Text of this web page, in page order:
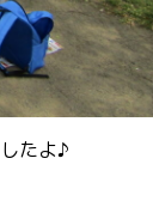
たよ♪